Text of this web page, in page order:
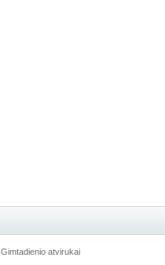
Gimtadienio atvirukai